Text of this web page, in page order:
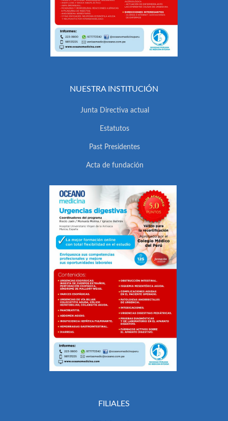
NUESTRA INSTITUCIÓN
Junta Directiva actual
Estatutos
Past Presidentes
Acta de fundación
FILIALES